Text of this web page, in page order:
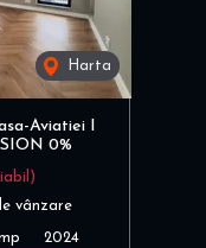
Harta
Aviatiei I
0%
vânzare
2024